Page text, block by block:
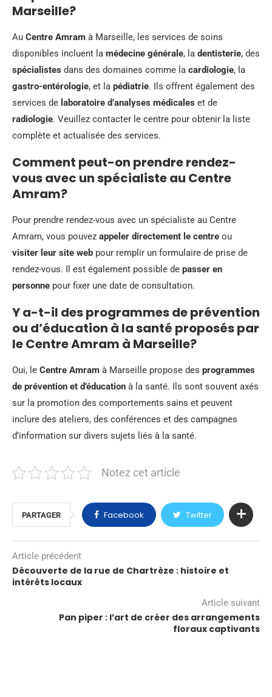
Marseille?
Au Centre Amram à Marseille, les services de soins
disponibles incluent la médecine générale, la dentisterie, des
spécialistes dans des domaines comme la cardiologie, la
gastro-entérologie, et la pédiatrie. Ils offrent également des
services de laboratoire d’analyses médicales et de
radiologie. Veuillez contacter le centre pour obtenir la liste
complète et actualisée des services.
Comment peut-on prendre rendez-
vous avec un spécialiste au Centre
Amram?
Pour prendre rendez-vous avec un spécialiste au Centre
Amram, vous pouvez appeler directement le centre ou
visiter leur site web pour remplir un formulaire de prise de
rendez-vous. Il est également possible de passer en
personne pour fixer une date de consultation.
Y a-t-il des programmes de prévention
ou d’éducation à la santé proposés par
le Centre Amram à Marseille?
Oui, le Centre Amram à Marseille propose des programmes
de prévention et d’éducation à la santé. Ils sont souvent axés
sur la promotion des comportements sains et peuvent
inclure des ateliers, des conférences et des campagnes
d’information sur divers sujets liés à la santé.
Notez cet article
PARTAGER Facebook Twitter
Article précédent
Découverte de la rue de Chartrèze : histoire et
intérêts locaux
Article suivant
Pan piper : l’art de créer des arrangements
floraux captivants